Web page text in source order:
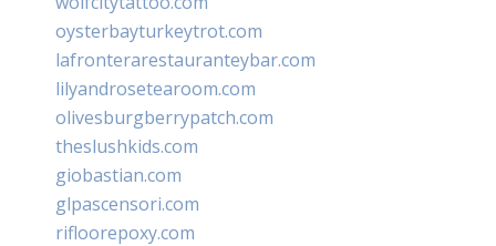
oysterbayturkeytrot.com
lafronterarestauranteybar.com
lilyandrosetearoom.com
olivesburgberrypatch.com
theslushkids.com
giobastian.com
glpascensori.com
rifloorepoxy.com